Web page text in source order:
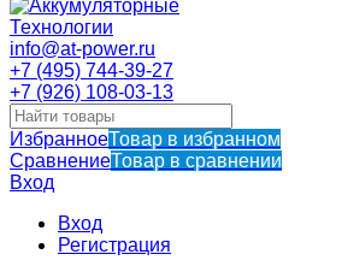
info@at-power.ru
+7 (495) 744-39-27
+7 (926) 108-03-13
ИзбранноеТовар в избранном
СравнениеТовар в сравнении
Вход
Вход
Регистрация